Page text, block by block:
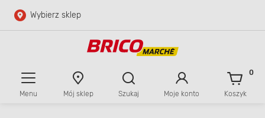
Przejdź do głównej zawartości
Wybierz sklep
Menu Mój sklep Szukaj Moje konto Koszyk
0